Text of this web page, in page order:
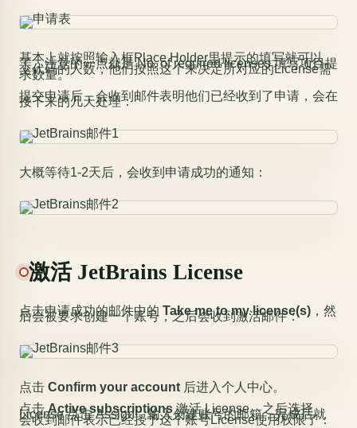
基本上就按照输入框Place Holder里提示的填写就可以
了，注意的一点就是 No. of required licenses 填写项目提
交代码的人数，他们按照这个来决定所对应的License需
求数量。
提交申请后，会收到邮件表明他们已经收到了申请，会在
接下来的几天处理：
大概等待1-2天后，会收到申请成功的通知：
激活 JetBrains License
点击申请成功的邮件中的 Take me to my license(s) ，然
后会被要求创建一个账号，之后会收到激活邮件：
点击 Confirm your account 后进入个人中心。
点击Active subscriptions激活 License。之后选择
License 点击 Assign，输入创建账号的邮箱，完成后就
会收到邮件表示已经授予这个账号License使用权限了：